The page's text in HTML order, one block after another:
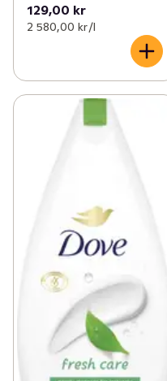
129,00 kr
2 580,00 kr /l